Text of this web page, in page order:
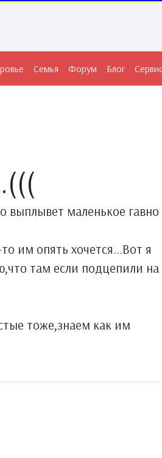
Семья Форум Блог
выплывет маленькое гавно
им опять хочется...Вот я
там если подцепили на
тоже,знаем как им